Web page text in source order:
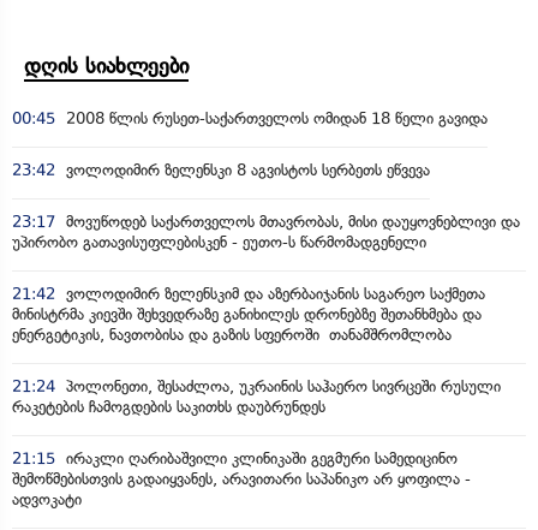
დღის სიახლეები
00:45 2008 წლის რუსეთ-საქართველოს ომიდან 18 წელი გავიდა
23:42 ვოლოდიმირ ზელენსკი 8 აგვისტოს სერბეთს ეწვევა
23:17 მოვუწოდებ საქართველოს მთავრობას, მისი დაუყოვნებლივი და
უპირობო გათავისუფლებისკენ - ეუთო-ს წარმომადგენელი
21:42
ვოლოდიმირ ზელენსკიმ და აზერბაიჯანის საგარეო საქმეთა
მინისტრმა კიევში შეხვედრაზე განიხილეს დრონებზე შეთანხმება და
ენერგეტიკის, ნავთობისა და გაზის სფეროში თანამშრომლობა
21:24 პოლონეთი, შესაძლოა, უკრაინის საჰაერო სივრცეში რუსული
რაკეტების ჩამოგდების საკითხს დაუბრუნდეს
21:15 ირაკლი ღარიბაშვილი კლინიკაში გეგმური სამედიცინო
შემოწმებისთვის გადაიყვანეს, არავითარი საპანიკო არ ყოფილა -
ადვოკატი